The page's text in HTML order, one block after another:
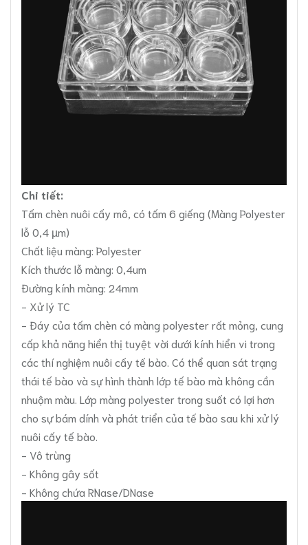
Chi tiết:
Tấm chèn nuôi cấy mô, có tấm 6 giếng (Màng Polyester
lỗ 0,4 µm)
Chất liệu màng: Polyester
Kích thước lỗ màng: 0,4um
Đường kính màng: 24mm
- Xử lý TC
- Đáy của tấm chèn có màng polyester rất mỏng, cung
cấp khả năng hiển thị tuyệt vời dưới kính hiển vi trong
các thí nghiệm nuôi cấy tế bào. Có thể quan sát trạng
thái tế bào và sự hình thành lớp tế bào mà không cần
nhuộm màu. Lớp màng polyester trong suốt có lợi hơn
cho sự bám dính và phát triển của tế bào sau khi xử lý
nuôi cấy tế bào.
- Vô trùng
- Không gây sốt
- Không chứa RNase/DNase